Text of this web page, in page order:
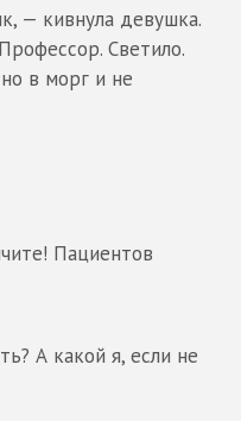
— кивнула девушка.
Светило.
в морг и не
Пациентов
А какой я, если не